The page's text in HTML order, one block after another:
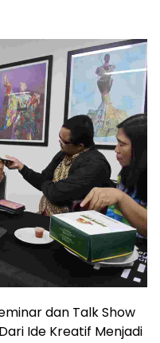
dan Talk Show
Ide Kreatif Menjadi